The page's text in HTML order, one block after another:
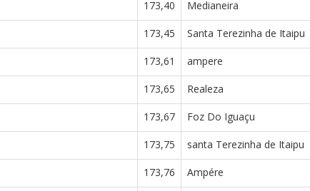
173,40 Medianeira
173,45 Santa Terezinha de Itaipu
173,61 ampere
173,65 Realeza
173,67 Foz Do Iguaçu
173,75 santa Terezinha de Itaipu
173,76 Ampére